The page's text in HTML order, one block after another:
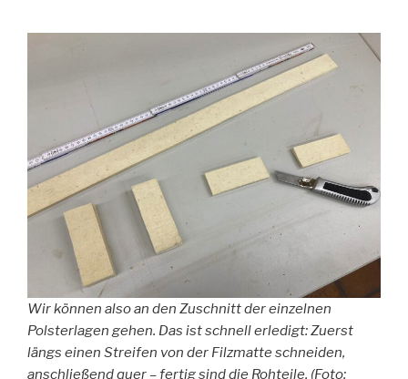
Wir können also an den Zuschnitt der einzelnen
Polsterlagen gehen. Das ist schnell erledigt: Zuerst
längs einen Streifen von der Filzmatte schneiden,
anschließend quer – fertig sind die Rohteile. (Foto: